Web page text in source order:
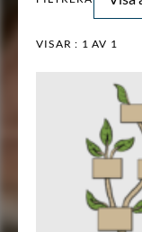
VISAR : 1 AV 1